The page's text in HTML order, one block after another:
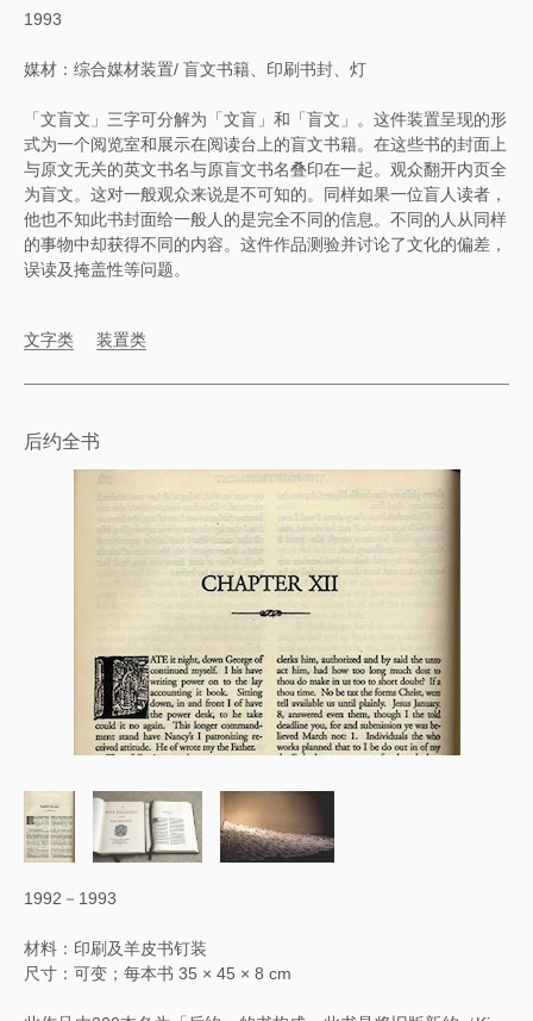
1993
媒材：综合媒材装置/ 盲文书籍、印刷书封、灯
「文盲文」三字可分解为「文盲」和「盲文」。这件装置呈现的形
式为一个阅览室和展示在阅读台上的盲文书籍。在这些书的封面上
与原文无关的英文书名与原盲文书名叠印在一起。观众翻开内页全
为盲文。这对一般观众来说是不可知的。同样如果一位盲人读者，
他也不知此书封面给一般人的是完全不同的信息。不同的人从同样
的事物中却获得不同的内容。这件作品测验并讨论了文化的偏差，
误读及掩盖性等问题。
文字类 装置类
后约全书
1992－1993
材料：印刷及羊皮书钉装
尺寸：可变 ；每本书 35 × 45 × 8 cm